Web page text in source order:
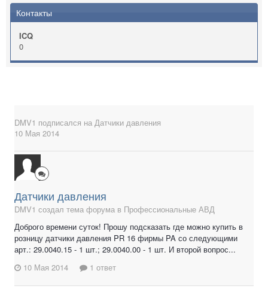
Контакты
ICQ
0
DMV1 подписался на Датчики давления
10 Мая 2014
Датчики давления
DMV1 создал тема форума в Профессиональные АВД
Доброго времени суток! Прошу подсказать где можно купить в
розницу датчики давления PR 16 фирмы PA со следующими
арт.: 29.0040.15 - 1 шт.; 29.0040.00 - 1 шт. И второй вопрос...
10 Мая 2014
1 ответ